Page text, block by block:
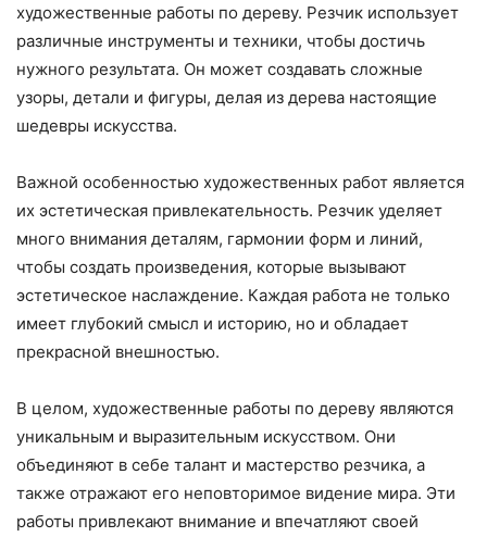
художественные работы по дереву. Резчик использует
различные инструменты и техники, чтобы достичь
нужного результата. Он может создавать сложные
узоры, детали и фигуры, делая из дерева настоящие
шедевры искусства.
Важной особенностью художественных работ является
их эстетическая привлекательность. Резчик уделяет
много внимания деталям, гармонии форм и линий,
чтобы создать произведения, которые вызывают
эстетическое наслаждение. Каждая работа не только
имеет глубокий смысл и историю, но и обладает
прекрасной внешностью.
В целом, художественные работы по дереву являются
уникальным и выразительным искусством. Они
объединяют в себе талант и мастерство резчика, а
также отражают его неповторимое видение мира. Эти
работы привлекают внимание и впечатляют своей